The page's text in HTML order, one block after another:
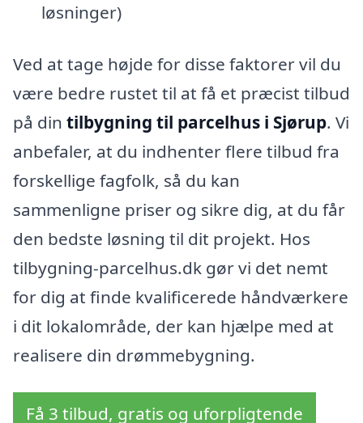
løsninger)
Ved at tage højde for disse faktorer vil du
være bedre rustet til at få et præcist tilbud
på din tilbygning til parcelhus i Sjørup. Vi
anbefaler, at du indhenter flere tilbud fra
forskellige fagfolk, så du kan
sammenligne priser og sikre dig, at du får
den bedste løsning til dit projekt. Hos
tilbygning-parcelhus.dk gør vi det nemt
for dig at finde kvalificerede håndværkere
i dit lokalområde, der kan hjælpe med at
realisere din drømmebygning.
Få 3 tilbud, gratis og uforpligtende